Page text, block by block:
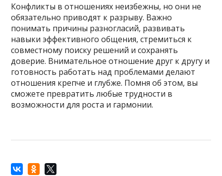
Конфликты в отношениях неизбежны, но они не
обязательно приводят к разрыву. Важно
понимать причины разногласий, развивать
навыки эффективного общения, стремиться к
совместному поиску решений и сохранять
доверие. Внимательное отношение друг к другу и
готовность работать над проблемами делают
отношения крепче и глубже. Помня об этом, вы
сможете превратить любые трудности в
возможности для роста и гармонии.